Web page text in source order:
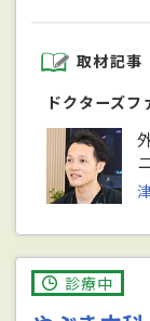
取材記事
ドクターズフ
診療中